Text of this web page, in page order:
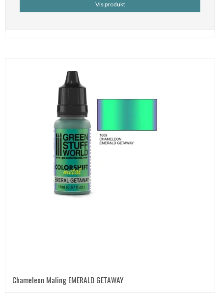
Vis produkt
Chameleon Maling EMERALD GETAWAY